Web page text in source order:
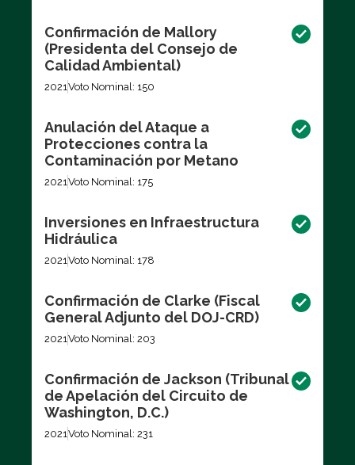
Confirmación de Mallory
(Presidenta del Consejo de
Calidad Ambiental)
2021Voto Nominal: 150
Anulación del Ataque a
Protecciones contra la
Contaminación por Metano
2021Voto Nominal: 175
Inversiones en Infraestructura
Hidráulica
2021Voto Nominal: 178
Confirmación de Clarke (Fiscal
General Adjunto del DOJ-CRD)
2021Voto Nominal: 203
Confirmación de Jackson (Tribunal
de Apelación del Circuito de
Washington, D.C.)
2021Voto Nominal: 231